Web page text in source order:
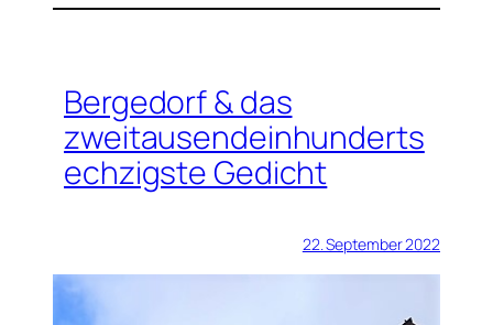
Bergedorf & das
zweitausendeinhunderts
echzigste Gedicht
22. September 2022